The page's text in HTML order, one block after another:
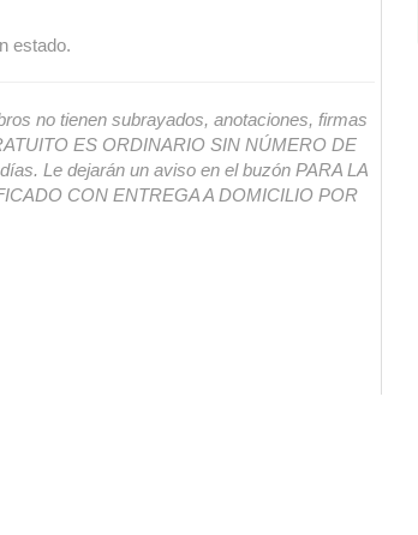
estado.
no tienen subrayados, anotaciones, firmas
ES ORDINARIO SIN NÚMERO DE
Le dejarán un aviso en el buzón PARA LA
CON ENTREGA A DOMICILIO POR